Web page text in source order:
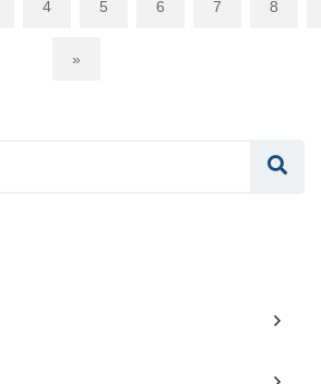
4 5 6 7 8
»